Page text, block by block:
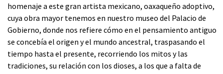
homenaje a este gran artista mexicano, oaxaqueño adoptivo,
cuya obra mayor tenemos en nuestro museo del Palacio de
Gobierno, donde nos refiere cómo en el pensamiento antiguo
se concebía el origen y el mundo ancestral, traspasando el
tiempo hasta el presente, recorriendo los mitos y las
tradiciones, su relación con los dioses, a los que a falta de